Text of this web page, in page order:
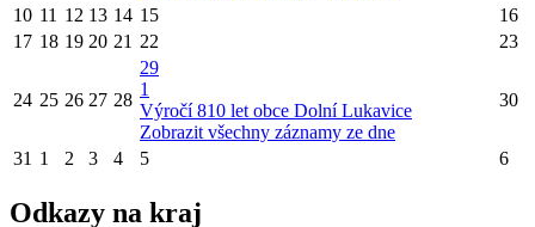
10 11 12 13 14 15
16
17 18 19 20 21 22 23
24 25 26 27 28
29
1
Výročí 810 let obce Dolní Lukavice
Zobrazit všechny záznamy ze dne
30
31 1 2 3 4 5 6
Odkazy na kraj